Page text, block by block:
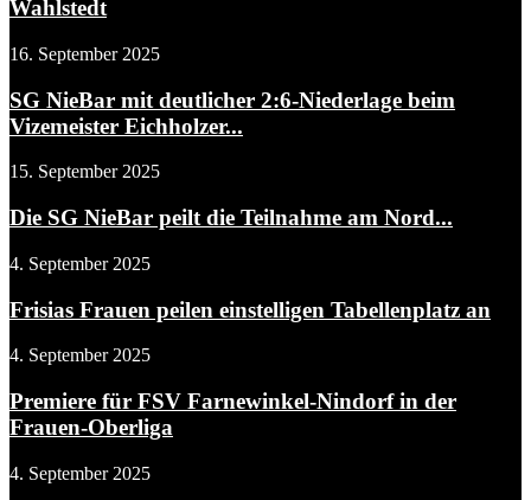
Wahlstedt
16. September 2025
SG NieBar mit deutlicher 2:6-Niederlage beim
Vizemeister Eichholzer...
15. September 2025
Die SG NieBar peilt die Teilnahme am Nord...
4. September 2025
Frisias Frauen peilen einstelligen Tabellenplatz an
4. September 2025
Premiere für FSV Farnewinkel-Nindorf in der
Frauen-Oberliga
4. September 2025